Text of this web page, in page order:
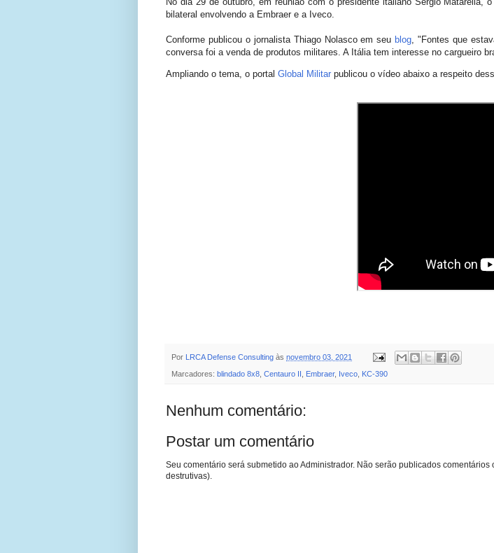
bilateral envolvendo a Embraer e a Iveco.
Conforme publicou o jornalista Thiago Nolasco em seu blog, "Fontes que
conversa foi a venda de produtos militares. A Itália tem interesse no cargueiro
Ampliando o tema, o portal Global Militar publicou o vídeo abaixo a respeito
Por LRCA Defense Consulting às novembro 03, 2021
Marcadores: blindado 8x8 Centauro II Embraer, Iveco KC-390
Nenhum comentário:
Postar um comentário
Seu comentário será submetido ao Administrador. Não serão publicados
destrutivas).